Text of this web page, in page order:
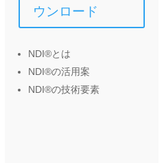
ウンロード
NDI®とは
NDI®の活用案
NDI®の技術要素